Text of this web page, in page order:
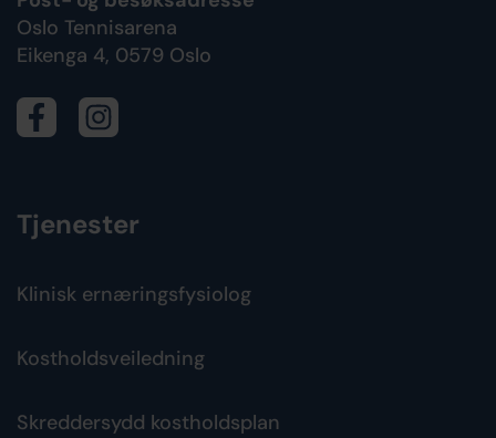
Oslo Tennisarena
Eikenga 4, 0579 Oslo
Tjenester
Klinisk ernæringsfysiolog
Kostholdsveiledning
Skreddersydd kostholdsplan